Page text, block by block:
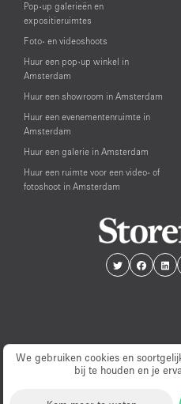
We gebruiken cookies en
bij te houden en je
Pop-up galerieën en
expositieruimtes
Foto- en videoshoots
Huur een pop-up winkel in
Amsterdam
Huur een showroom in Amsterdam
Huur een evenementenruimte in
Amsterdam
Huur een galerie in Amsterdam
Huur een ruimte voor een video- of
fotoshoot in Amsterdam